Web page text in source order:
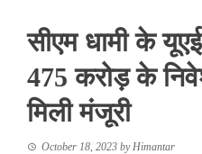
सीएम धामी के
475 करोड़ के
मिली मंजूरी
October 18, 2023 byHimantar